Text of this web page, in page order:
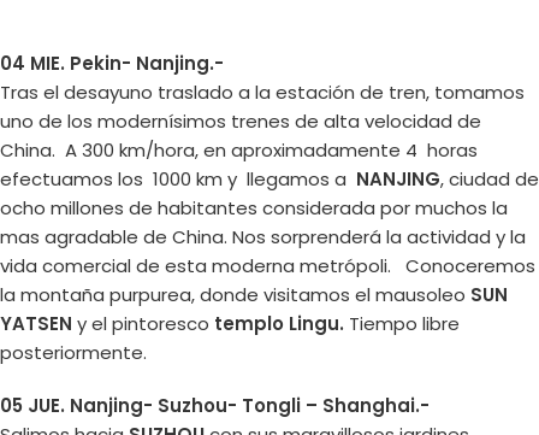
04 MIE. Pekin- Nanjing.-
Tras el desayuno traslado a la estación de tren, tomamos
uno de los modernísimos trenes de alta velocidad de
China. A 300 km/hora, en aproximadamente 4 horas
efectuamos los 1000 km y llegamos a NANJING, ciudad de
ocho millones de habitantes considerada por muchos la
mas agradable de China. Nos sorprenderá la actividad y la
vida comercial de esta moderna metrópoli. Conoceremos
la montaña purpurea, donde visitamos el mausoleo SUN
YATSEN y el pintoresco templo Lingu. Tiempo libre
posteriormente.
05 JUE. Nanjing- Suzhou- Tongli – Shanghai.-